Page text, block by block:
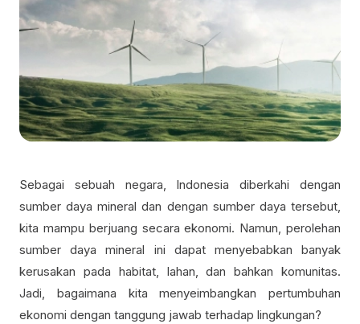
Sebagai sebuah negara, Indonesia diberkahi dengan
sumber daya mineral dan dengan sumber daya tersebut,
kita mampu berjuang secara ekonomi. Namun, perolehan
sumber daya mineral ini dapat menyebabkan banyak
kerusakan pada habitat, lahan, dan bahkan komunitas.
Jadi, bagaimana kita menyeimbangkan pertumbuhan
ekonomi dengan tanggung jawab terhadap lingkungan?